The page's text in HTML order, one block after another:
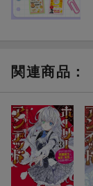
関連商品 ：